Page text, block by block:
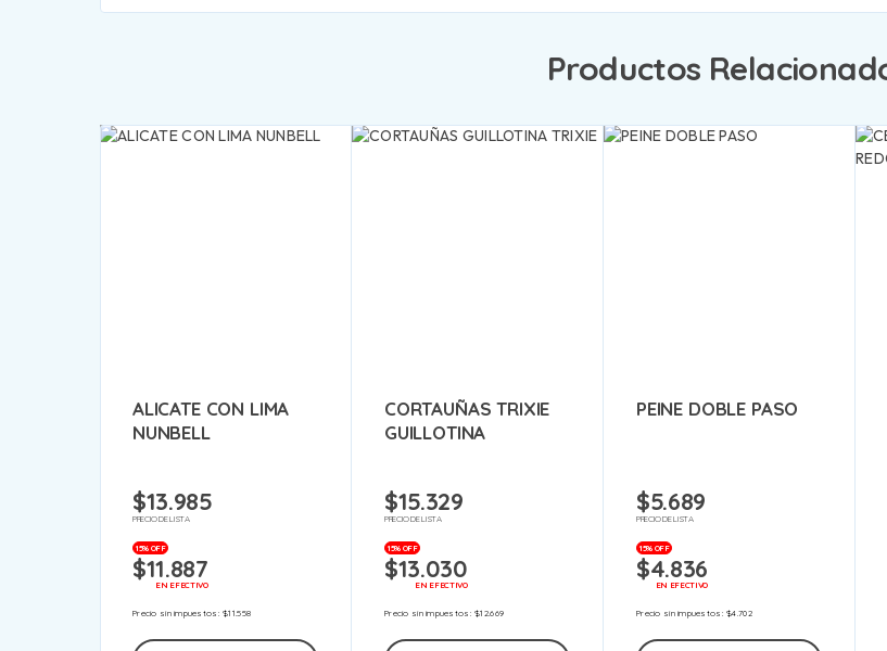
Productos
ALICATE CON LIMA
NUNBELL
$13.985
PRECIO DE LISTA
15% OFF
$11.887
EN EFECTIVO
Precio sin impuestos:$11.558
CORTAUÑAS TRIXIE
GUILLOTINA
$15.329
PRECIO DE LISTA
15% OFF
$13.030
EN EFECTIVO
Precio sin impuestos:$12.669
PEINE DOBLE PASO
$5.689
PRECIO DE LISTA
15% OFF
$4.836
EN EFECTIVO
Precio sin impuestos:$4.702